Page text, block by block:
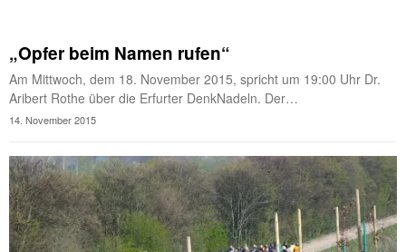
„Opfer beim Namen rufen“
Am Mittwoch, dem 18. November 2015, spricht um 19:00 Uhr Dr.
Aribert Rothe über die Erfurter DenkNadeln. Der…
14. November 2015